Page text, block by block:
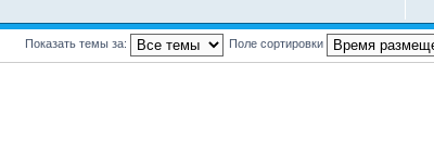
Показать темы за: Поле сортировки